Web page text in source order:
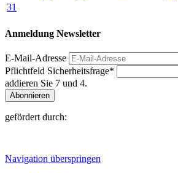
31
Anmeldung Newsletter
E-Mail-Adresse
Pflichtfeld Sicherheitsfrage*
addieren Sie 7 und 4.
Abonnieren
gefördert durch:
Navigation überspringen